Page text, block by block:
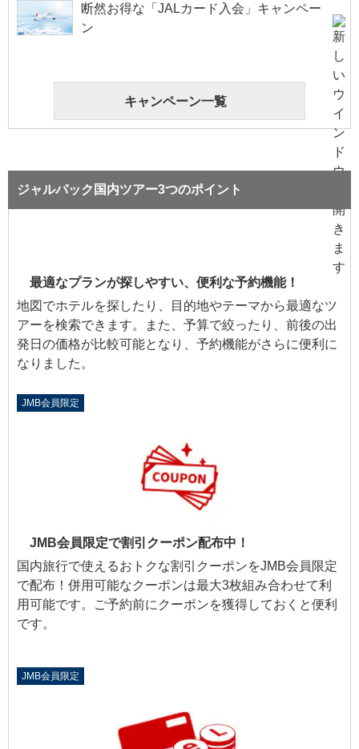
断然お得な「JALカード入会」キャンペー
ン
キャンペーン一覧
ジャルパック国内ツアー3つのポイント
最適なプランが探しやすい、便利な予約機能！
地図でホテルを探したり、目的地やテーマから最適なツ
アーを検索できます。また、予算で絞ったり、前後の出
発日の価格が比較可能となり、予約機能がさらに便利に
なりました。
JMB会員限定
JMB会員限定で割引クーポン配布中！
国内旅行で使えるおトクな割引クーポンをJMB会員限定
で配布！併用可能なクーポンは最大3枚組み合わせて利
用可能です。ご予約前にクーポンを獲得しておくと便利
です。
JMB会員限定